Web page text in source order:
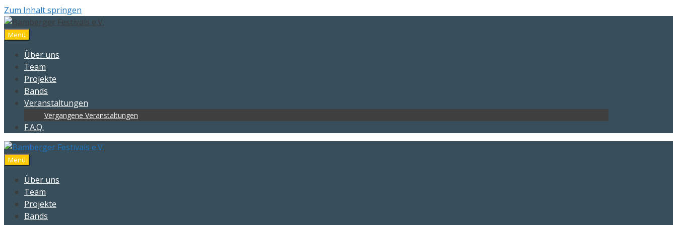
Zum Inhalt springen
Menü
Über uns
Team
Projekte
Bands
Veranstaltungen
Vergangene Veranstaltungen
F.A.Q.
Menü
Über uns
Team
Projekte
Bands